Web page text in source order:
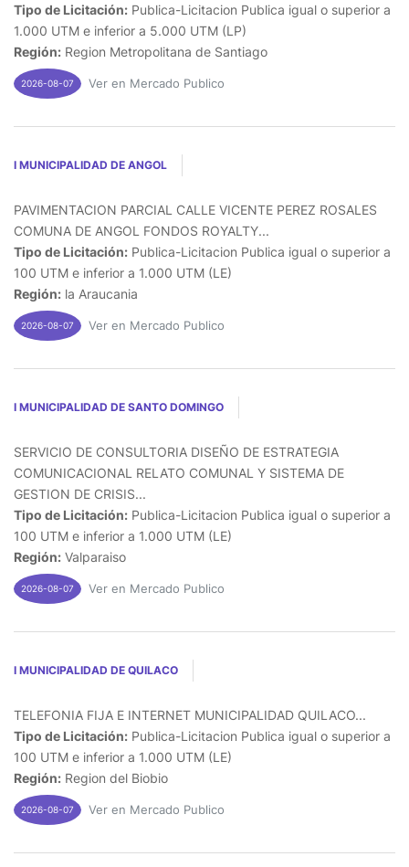
Tipo de Licitación: Publica-Licitacion Publica igual o superior a
1.000 UTM e inferior a 5.000 UTM (LP)
Región: Region Metropolitana de Santiago
2026-08-07 Ver en Mercado Publico
I MUNICIPALIDAD DE ANGOL
PAVIMENTACION PARCIAL CALLE VICENTE PEREZ ROSALES
COMUNA DE ANGOL FONDOS ROYALTY...
Tipo de Licitación: Publica-Licitacion Publica igual o superior a
100 UTM e inferior a 1.000 UTM (LE)
Región: la Araucania
2026-08-07 Ver en Mercado Publico
I MUNICIPALIDAD DE SANTO DOMINGO
SERVICIO DE CONSULTORIA DISEÑO DE ESTRATEGIA
COMUNICACIONAL RELATO COMUNAL Y SISTEMA DE
GESTION DE CRISIS...
Tipo de Licitación: Publica-Licitacion Publica igual o superior a
100 UTM e inferior a 1.000 UTM (LE)
Región: Valparaiso
2026-08-07 Ver en Mercado Publico
I MUNICIPALIDAD DE QUILACO
TELEFONIA FIJA E INTERNET MUNICIPALIDAD QUILACO...
Tipo de Licitación: Publica-Licitacion Publica igual o superior a
100 UTM e inferior a 1.000 UTM (LE)
Región: Region del Biobio
2026-08-07 Ver en Mercado Publico